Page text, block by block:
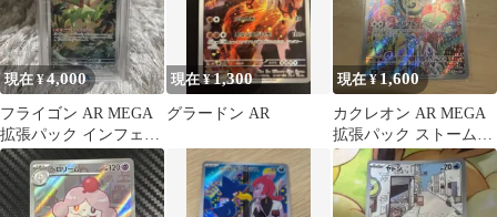
現在 ¥4,000
フライゴン AR MEGA
拡張パック インフェル
ノX 088/080
現在 ¥1,300
グラードン AR
現在 ¥1,600
カクレオン AR MEGA
拡張パック ストームエ
メラルダ キラ 088/076